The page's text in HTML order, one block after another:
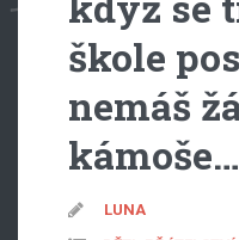
škole
nemáš
LUNA